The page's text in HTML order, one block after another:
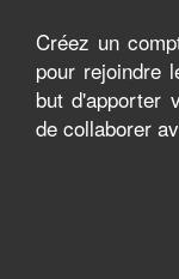
Créez un
pour rejoindre
but d'apporter
de collaborer